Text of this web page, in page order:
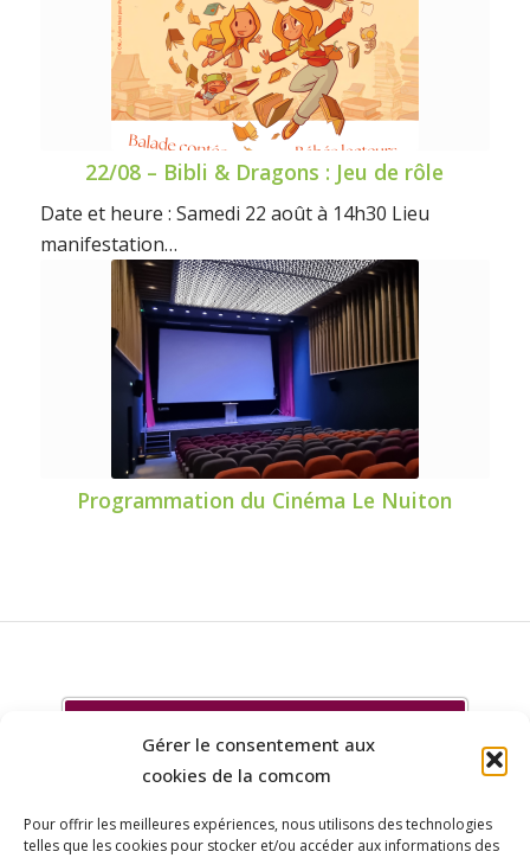
Gérer le consentement aux
cookies de la comcom
Pour offrir les meilleures expériences, nous utilisons des technologies
telles que les cookies pour stocker et/ou accéder aux informations des
22/08 – Bibli & Dragons : Jeu de rôle
Date et heure : Samedi 22 août à 14h30 Lieu
manifestation…
Programmation du Cinéma Le Nuiton